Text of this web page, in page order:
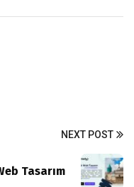
NEXT POST
Tasarım